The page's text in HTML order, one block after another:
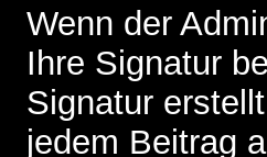
Wenn der
Ihre Signatur
Signatur
jedem Beitrag